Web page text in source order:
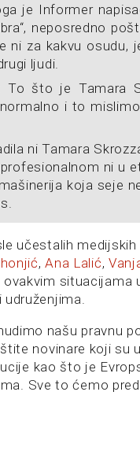
je Informer
neposredno
ni za kakvu osudu,
ljudi.
To što je Tamara
i to
ni Tamara
ni u
koja seje
učestalih medijskih
,Ana Lalić,
situacijama
našu pravnu
novinare koji su
kao što je
Sve to ćemo